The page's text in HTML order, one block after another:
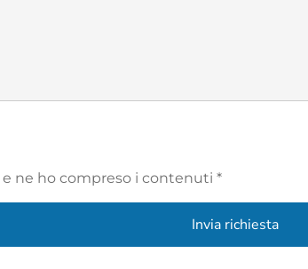
e ne ho compreso i contenuti *